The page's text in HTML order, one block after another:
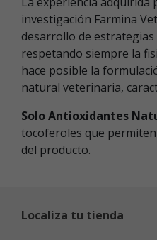
investigación Farmina
desarrollo de
respetando siempre la
hace posible la
natural veterinaria,
Solo Antioxidantes
tocoferoles que
del producto.
Localiza tu tienda